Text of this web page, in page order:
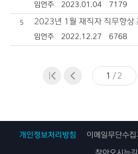
임언주 2023.01.04 7179
5
임언주 2022.12.27 6768
1 /2
개인정보처리방침 이메일무단수